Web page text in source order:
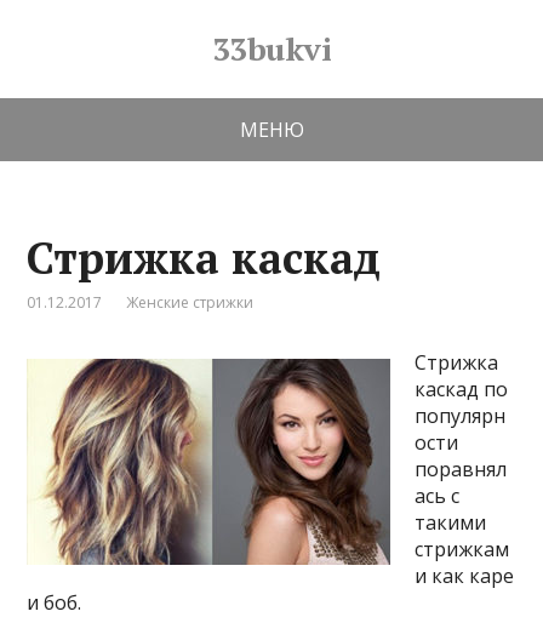
33bukvi
МЕНЮ
Стрижка каскад
01.12.2017 Женские стрижки
Стрижка
каскад по
популярн
ости
поравнял
ась с
такими
стрижкам
и как каре
и боб.